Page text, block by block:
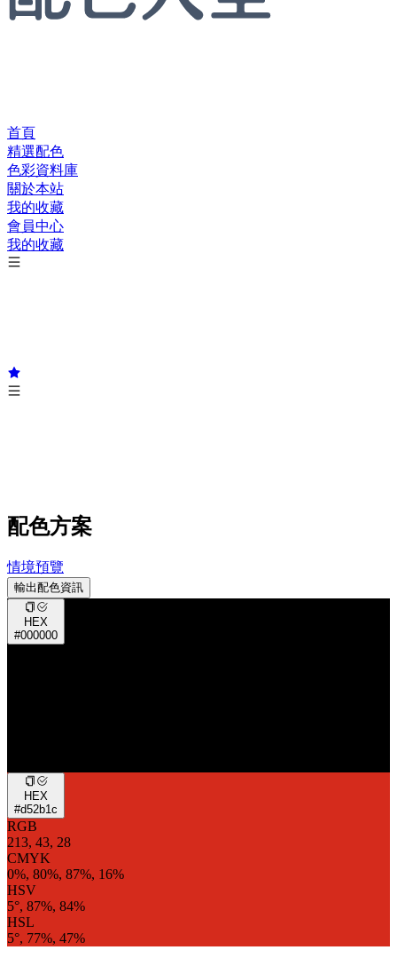
首頁
精選配色
色彩資料庫
關於本站
我的收藏
會員中心
我的收藏
配色方案
情境預覽
輸出配色資訊
HEX
#000000
HEX
#d52b1c
RGB
213, 43, 28
CMYK
0%, 80%, 87%, 16%
HSV
5°, 87%, 84%
HSL
5°, 77%, 47%